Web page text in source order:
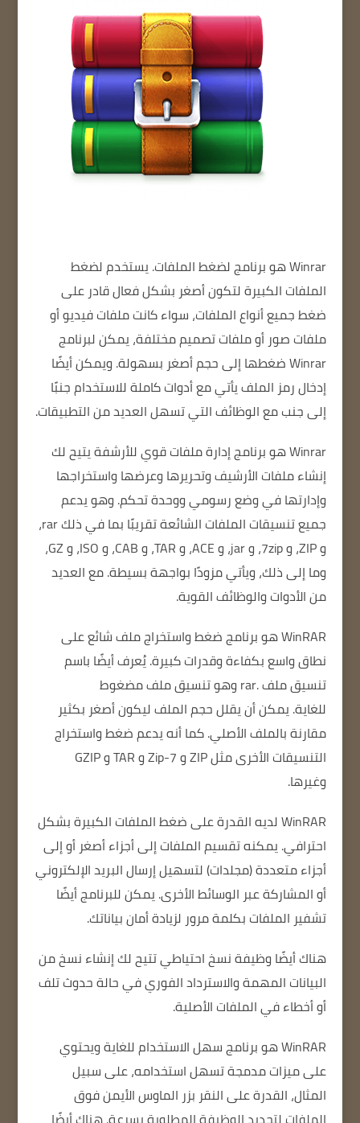
Winrar هو برنامج لضغط الملفات.يستخدم لضغط
الملفات الكبيرةلتكون أصغر بشكل فعالقادر على
ضغط جميع أنواع الملفات، سواء كانت ملفات فيديو أو
ملفات صور أو ملفات تصميم مختلفة، يمكن لبرنامج
Winrar ضغطها إلى حجم أصغر بسهولة.
ويمكن أيضًا
إدخال رمز الملفيأتي مع أدوات كاملة للاستخدامجنبًا
إلى جنب مع الوظائف التي تسهل العديد من التطبيقات.
Winrarهو برنامج إدارة ملفات قوي للأرشفة يتيح لك
إنشاء ملفات الأرشيف وتحريرها وعرضها واستخراجها
وإدارتها في وضع رسومي ووحدة تحكم. وهو يدعم
جميع تنسيقات الملفات الشائعة تقريبًا بما في ذلك rar،
و ZIP، و 7zip، و jar، و ACE، و TAR، و CAB، و ISO، و GZ،
وما إلى ذلك، ويأتي مزودًا بواجهة بسيطة.مع العديد
من الأدوات والوظائف القوية.
WinRAR هو برنامج ضغط واستخراج ملف شائع على
نطاق واسع بكفاءة وقدرات كبيرة.يُعرف أيضًا باسم
تنسيق ملف .rar وهو تنسيق ملف مضغوط
للغاية.يمكن أن يقلل حجم الملف ليكون أصغر بكثير
مقارنة بالملف الأصلي.كما أنه يدعم ضغط واستخراج
التنسيقات الأخرى مثل ZIP و 7-Zip و TAR و GZIP
وغيرها.
WinRAR لديه القدرة على ضغط الملفات الكبيرة بشكل
احترافي.يمكنه تقسيم الملفات إلى أجزاء أصغر أو إلى
أجزاء متعددة (مجلدات) لتسهيل إرسال البريد الإلكتروني
أو المشاركة عبر الوسائط الأخرى.يمكن للبرنامج أيضًا
تشفير الملفات بكلمة مرور لزيادة أمان بياناتك.
هناك أيضًا وظيفة نسخ احتياطي تتيح لك إنشاء نسخ من
البيانات المهمة والاسترداد الفوري في حالة حدوث تلف
أو أخطاء في الملفات الأصلية.
WinRAR هو برنامج سهل الاستخدام للغاية ويحتوي
على ميزات مدمجة تسهل استخدامه، على سبيل
المثال، القدرة على النقر بزر الماوس الأيمن فوق